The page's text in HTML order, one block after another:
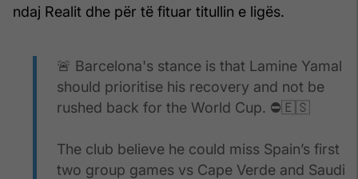
ndaj Realit dhe për të fituar titullin e ligës.
🚨 Barcelona's stance is that Lamine Yamal
should prioritise his recovery and not be
rushed back for the World Cup. ⛔️🇪🇸
The club believe he could miss Spain’s first
two group games vs Cape Verde and Saudi